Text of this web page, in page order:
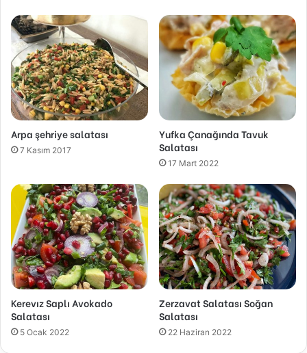
Arpa şehriye salatası
7 Kasım 2017
Yufka Çanağında Tavuk
Salatası
17 Mart 2022
Kerevız Saplı Avokado
Salatası
5 Ocak 2022
Zerzavat Salatası Soğan
Salatası
22 Haziran 2022